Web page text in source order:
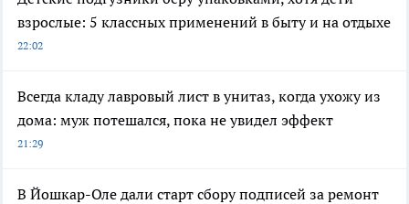
взрослые: 5 классных применений в быту и на отдыхе
22:02
Всегда кладу лавровый лист в унитаз, когда ухожу из
дома: муж потешался, пока не увидел эффект
21:29
В Йошкар-Оле дали старт сбору подписей за ремонт